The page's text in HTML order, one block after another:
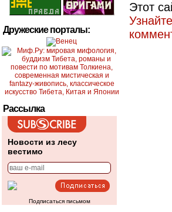
Дружеские порталы:
Рассылка
Новости из лесу
вестимо
Подписаться письмом
Этот